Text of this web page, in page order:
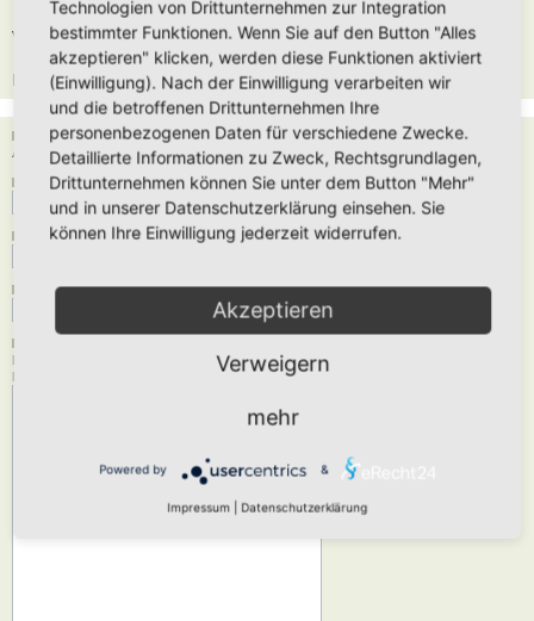
Viele Grüße
Robert
Empfänger:
Administrator
Deine E-Mail-Adresse:
Dein Name:
Betreff:
Nachrichtentext:
Diese Nachricht wird als reiner Text verschickt, verwende daher kein HTML oder
BBCode. Als Antwort-Adresse für die E-Mail wird deine E-Mail-Adresse angegeben.
Technologien von Drittunternehmen zur Integration
bestimmter Funktionen. Wenn Sie auf den Button "Alles
akzeptieren" klicken, werden diese Funktionen aktiviert
(Einwilligung). Nach der Einwilligung verarbeiten wir
und die betroffenen Drittunternehmen Ihre
personenbezogenen Daten für verschiedene Zwecke.
Detaillierte Informationen zu Zweck, Rechtsgrundlagen,
Drittunternehmen können Sie unter dem Button "Mehr"
und in unserer Datenschutzerklärung einsehen. Sie
können Ihre Einwilligung jederzeit widerrufen.
Akzeptieren
Verweigern
mehr
Powered by &
Impressum Datenschutzerklärung